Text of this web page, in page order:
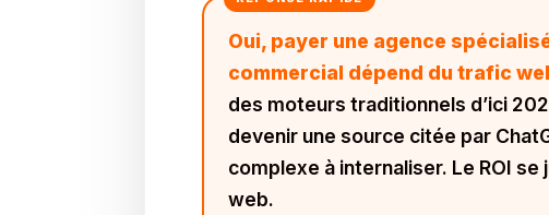
Oui, payer une agence
commercial dépend du trafic
des moteurs traditionnels d’ici
devenir une source citée par
complexe à internaliser. Le ROI
web.